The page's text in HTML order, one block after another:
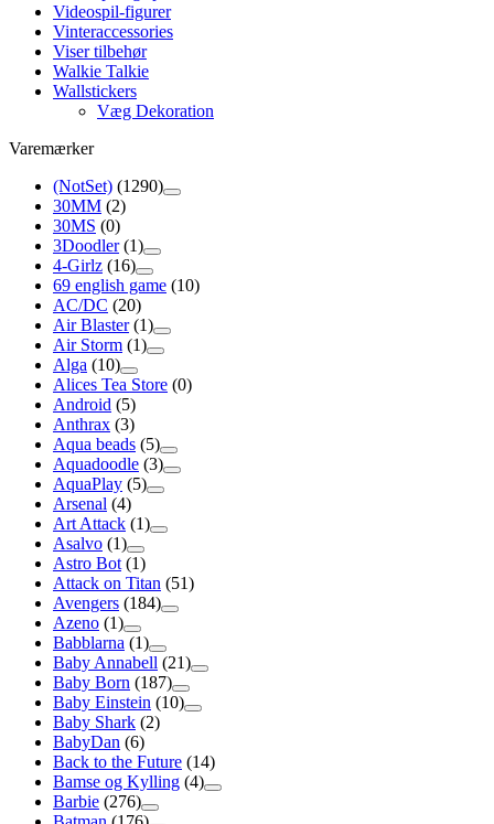
Videospil-figurer
Vinteraccessories
Viser tilbehør
Walkie Talkie
Wallstickers
Væg Dekoration
Varemærker
(NotSet) (1290)
30MM (2)
30MS (0)
3Doodler (1)
4-Girlz (16)
69 english game (10)
AC/DC (20)
Air Blaster (1)
Air Storm (1)
Alga (10)
Alices Tea Store (0)
Android (5)
Anthrax (3)
Aqua beads (5)
Aquadoodle (3)
AquaPlay (5)
Arsenal (4)
Art Attack (1)
Asalvo (1)
Astro Bot (1)
Attack on Titan (51)
Avengers (184)
Azeno (1)
Babblarna (1)
Baby Annabell (21)
Baby Born (187)
Baby Einstein (10)
Baby Shark (2)
BabyDan (6)
Back to the Future (14)
Bamse og Kylling (4)
Barbie (276)